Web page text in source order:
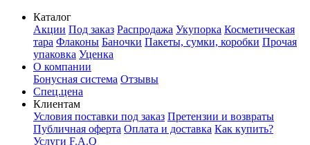
Каталог
Акции Под заказ Распродажа Укупорка Косметическая
тара Флаконы Баночки Пакеты, сумки, коробки Прочая
упаковка Уценка
О компании
Бонусная система Отзывы
Спец.цена
Клиентам
Условия поставки под заказ Претензии и возвраты
Публичная оферта Оплата и доставка Как купить?
Услуги F.A.Q